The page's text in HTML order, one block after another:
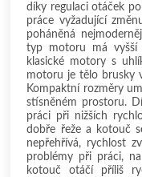
díky regulaci otáček
práce vyžadující
poháněná
typ motoru má vyšší
klasické motory s
motoru je tělo brusky
Kompaktní rozměry
stísněném prostoru.
práci při nižších
dobře řeže a kotouč
nepřehřívá, rychlost
problémy při práci,
kotouč otáčí příliš